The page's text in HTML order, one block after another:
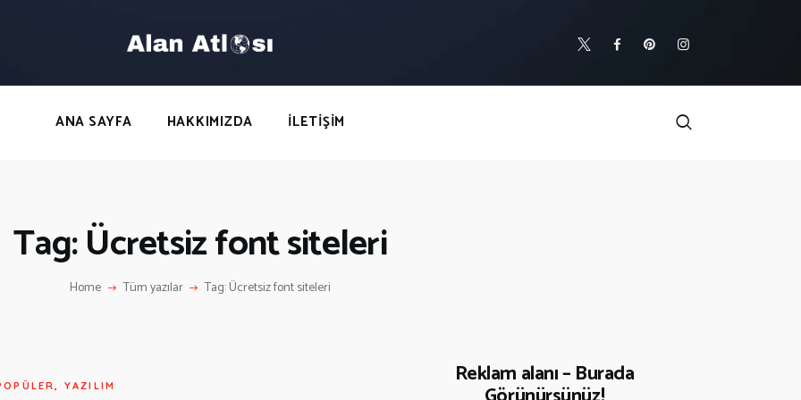
ANA SAYFA HAKKIMIZDA İLETIŞIM
Tag: Ücretsiz font siteleri
Home Tüm yazılar Tag: Ücretsiz font siteleri
YAZILIM Reklam alanı – Burada